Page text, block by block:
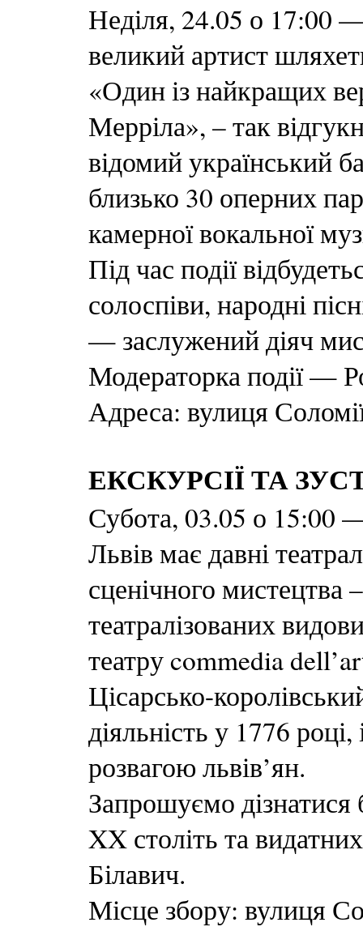
Неділя, 24.05 о 17:00
великий артист
«Один із найкращих
Мерріла», – так
відомий український
близько 30 оперних
камерної вокальної
Під час події
солоспіви, народні
— заслужений діяч
Модераторка події —
Адреса: вулиця
ЕКСКУРСІЇ ТА
Субота, 03.05 о 15:00
Львів має давні
сценічного мистецтва
театралізованих
театру commedia
Цісарсько-
діяльність у 1776
розвагою львів’ян.
Запрошуємо дізнатися
XX століть та
Білавич.
Місце збору: вулиця